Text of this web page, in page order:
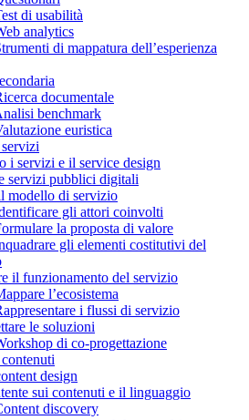
di usabilità
analytics
di mappatura dell’esperienza
documentale
benchmark
euristica
i servizi e il service design
servizi pubblici digitali
modello di servizio
gli attori coinvolti
la proposta di valore
gli elementi costitutivi del
il funzionamento del servizio
l’ecosistema
i flussi di servizio
le soluzioni
di co-progettazione
design
sui contenuti e il linguaggio
discovery